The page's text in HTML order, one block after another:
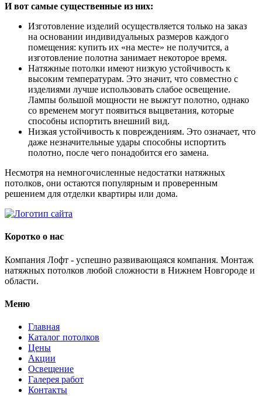
И вот самые существенные из них:
Изготовление изделий осуществляется только на заказ
на основании индивидуальных размеров каждого
помещения: купить их «на месте» не получится, а
изготовление полотна занимает некоторое время.
Натяжные потолки имеют низкую устойчивость к
высоким температурам. Это значит, что совместно с
изделиями лучше использовать слабое освещение.
Лампы большой мощности не выжгут полотно, однако
со временем могут появиться выцветания, которые
способны испортить внешний вид.
Низкая устойчивость к повреждениям. Это означает, что
даже незначительные удары способны испортить
полотно, после чего понадобится его замена.
Несмотря на немногочисленные недостатки натяжных
потолков, они остаются популярным и проверенным
решением для отделки квартиры или дома.
Коротко о нас
Компания Лофт - успешно развивающаяся компания. Монтаж
натяжных потолков любой сложности в Нижнем Новгороде и
области.
Меню
Главная
Каталог потолков
Цены
Акции
Освещение
Галерея работ
Контакты